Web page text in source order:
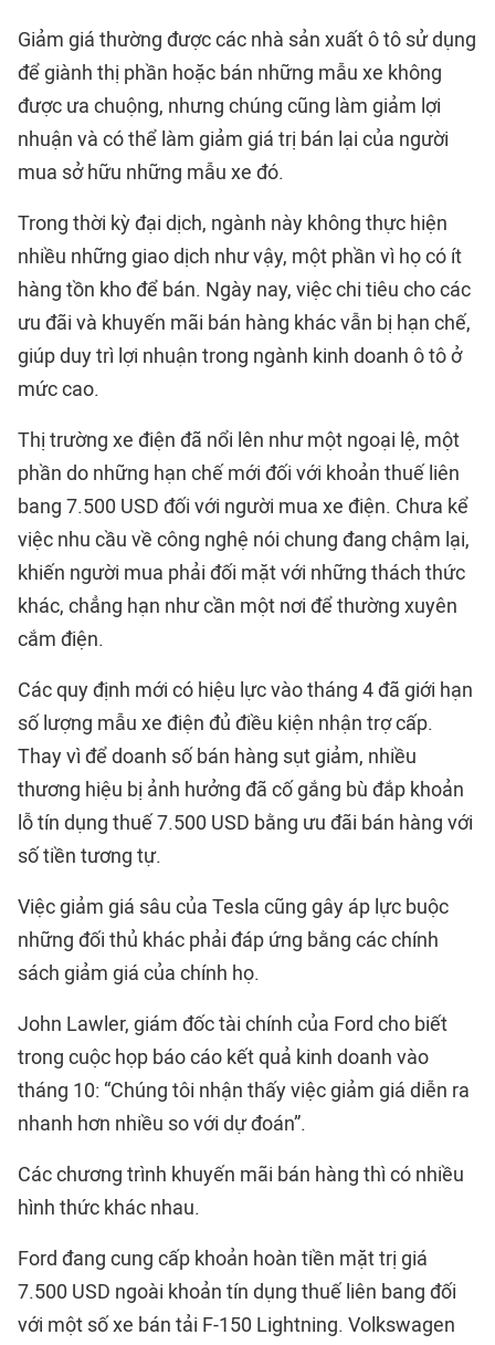
Giảm giá thường được các nhà sản xuất ô tô sử dụng
để giành thị phần hoặc bán những mẫu xe không
được ưa chuộng, nhưng chúng cũng làm giảm lợi
nhuận và có thể làm giảm giá trị bán lại của người
mua sở hữu những mẫu xe đó.
Trong thời kỳ đại dịch, ngành này không thực hiện
nhiều những giao dịch như vậy, một phần vì họ có ít
hàng tồn kho để bán. Ngày nay, việc chi tiêu cho các
ưu đãi và khuyến mãi bán hàng khác vẫn bị hạn chế,
giúp duy trì lợi nhuận trong ngành kinh doanh ô tô ở
mức cao.
Thị trường xe điện đã nổi lên như một ngoại lệ, một
phần do những hạn chế mới đối với khoản thuế liên
bang 7.500 USD đối với người mua xe điện. Chưa kể
việc nhu cầu về công nghệ nói chung đang chậm lại,
khiến người mua phải đối mặt với những thách thức
khác, chẳng hạn như cần một nơi để thường xuyên
cắm điện.
Các quy định mới có hiệu lực vào tháng 4 đã giới hạn
số lượng mẫu xe điện đủ điều kiện nhận trợ cấp.
Thay vì để doanh số bán hàng sụt giảm, nhiều
thương hiệu bị ảnh hưởng đã cố gắng bù đắp khoản
lỗ tín dụng thuế 7.500 USD bằng ưu đãi bán hàng với
số tiền tương tự.
Việc giảm giá sâu của Tesla cũng gây áp lực buộc
những đối thủ khác phải đáp ứng bằng các chính
sách giảm giá của chính họ.
John Lawler, giám đốc tài chính của Ford cho biết
trong cuộc họp báo cáo kết quả kinh doanh vào
tháng 10: “Chúng tôi nhận thấy việc giảm giá diễn ra
nhanh hơn nhiều so với dự đoán”.
Các chương trình khuyến mãi bán hàng thì có nhiều
hình thức khác nhau.
Ford đang cung cấp khoản hoàn tiền mặt trị giá
7.500 USD ngoài khoản tín dụng thuế liên bang đối
với một số xe bán tải F-150 Lightning. Volkswagen